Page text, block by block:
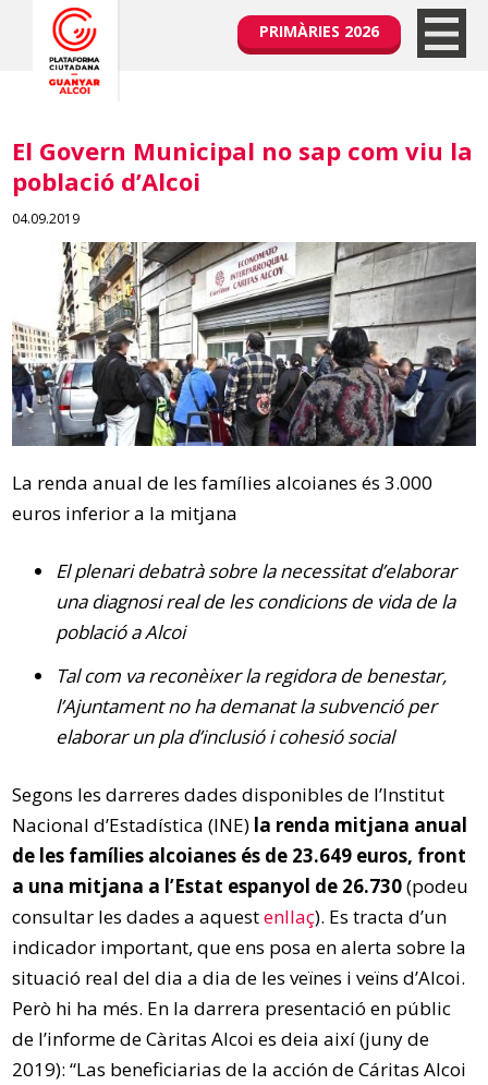
PRIMÀRIES 2026
El Govern Municipal no sap com viu la
població d’Alcoi
04.09.2019
La renda anual de les famílies alcoianes és 3.000
euros inferior a la mitjana
El plenari debatrà sobre la necessitat d’elaborar
una diagnosi real de les condicions de vida de la
població a Alcoi
Tal com va reconèixer la regidora de benestar,
l’Ajuntament no ha demanat la subvenció per
elaborar un pla d’inclusió i cohesió social
Segons les darreres dades disponibles de l’Institut
Nacional d’Estadística (INE) la renda mitjana anual
de les famílies alcoianes és de 23.649 euros, front
a una mitjana a l’Estat espanyol de 26.730(podeu
consultar les dades a aquestenllaç). Es tracta d’un
indicador important, que ens posa en alerta sobre la
situació real del dia a dia de les veïnes i veïns d’Alcoi.
Però hi ha més. En la darrera presentació en públic
de l’informe de Càritas Alcoi es deia així (juny de
2019): “Las beneficiarias de la acción de Cáritas Alcoi